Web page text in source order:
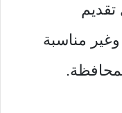
مناسبة